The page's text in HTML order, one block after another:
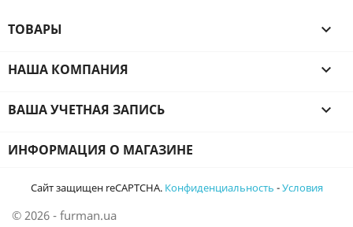
ТОВАРЫ 
НАША КОМПАНИЯ 
ВАША УЧЕТНАЯ ЗАПИСЬ 
ИНФОРМАЦИЯ О МАГАЗИНЕ
Сайт защищен reCAPTCHA. Конфиденциальность -Условия
© 2026 - furman.ua